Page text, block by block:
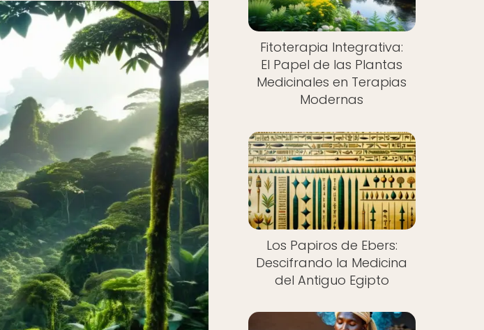
Fitoterapia Integrativa:
El Papel de las Plantas
Medicinales en Terapias
Modernas
Los Papiros de Ebers:
Descifrando la Medicina
del Antiguo Egipto